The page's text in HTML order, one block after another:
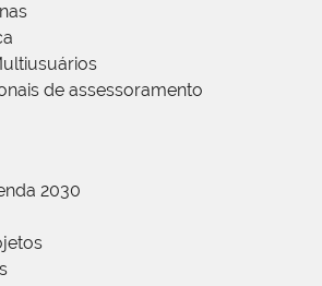
de assessoramento
2030